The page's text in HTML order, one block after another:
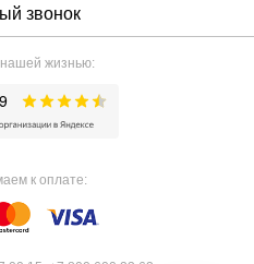
звонок
жизнью:
к оплате: